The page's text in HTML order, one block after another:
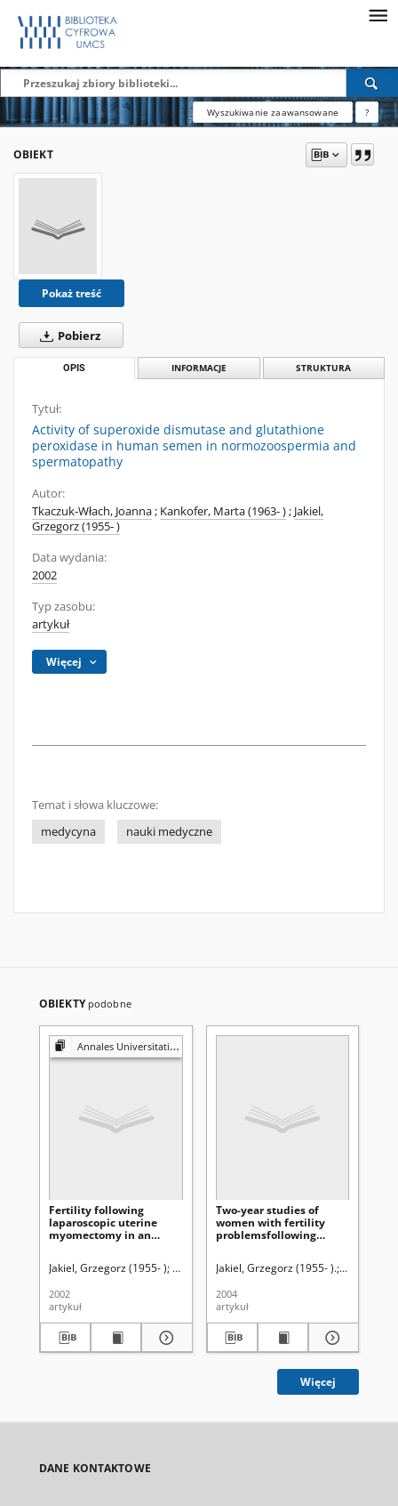
Wyszukiwanie zaawansowane ?
OBIEKT
Pokaż treść
Pobierz
OPIS INFORMACJE STRUKTURA
Tytuł:
Activity of superoxide dismutase and glutathione
peroxidase in human semen in normozoospermia and
spermatopathy
Autor:
Tkaczuk-Włach, Joanna; Kankofer, Marta (1963- ); Jakiel,
Grzegorz (1955- )
Data wydania:
2002
Typ zasobu:
artykuł
Więcej
Temat i słowa kluczowe:
medycyna
nauki medyczne
OBIEKTY podobne
Annales Universitatis Mariae Curie-Skłodowska. Sectio D, Medicina
Fertility following
laparoscopic uterine
myomectomy in an
Jakiel, Grzegorz (1955- ) Sobstyl, Małgorzata Wójtowicz, Magdalena
2002
artykuł
Two-year studies of
women with fertility
problemsfollowing
Jakiel, Grzegorz (1955- ). Robak-
2004
artykuł
Więcej
DANE KONTAKTOWE